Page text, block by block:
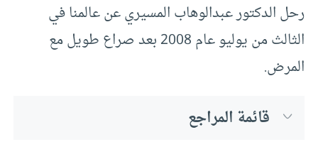
رحل الدكتور عبدالوهاب المسيري عن عالمنا في
الثالث من يوليو عام 2008 بعد صراع طويل مع
المرض.
قائمة المراجع